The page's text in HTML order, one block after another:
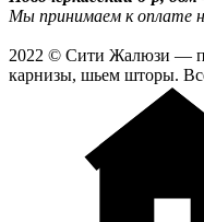
Мы принимаем к оплате
2022 © Сити Жалюзи —
карнизы, шьем шторы.